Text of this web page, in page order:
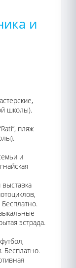
и
школы).
пляж
и
Бесплатно.
эстрада.
Бесплатно.